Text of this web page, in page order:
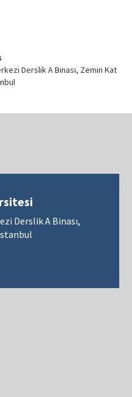
Derslik A Binası, Zemin Kat
Derslik A Binası,